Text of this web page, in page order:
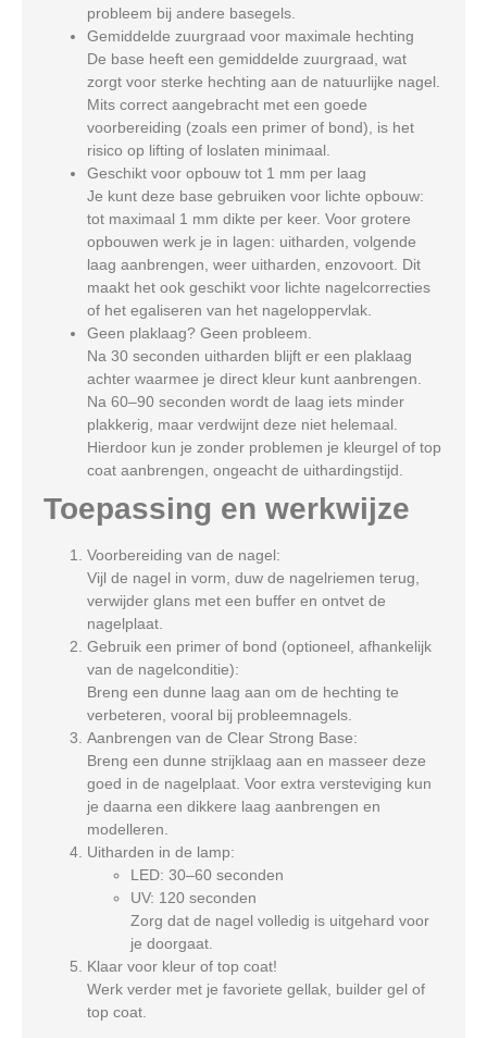
probleem bij andere basegels.
Gemiddelde zuurgraad voor maximale hechting
De base heeft een gemiddelde zuurgraad, wat
zorgt voor sterke hechting aan de natuurlijke nagel.
Mits correct aangebracht met een goede
voorbereiding (zoals een primer of bond), is het
risico op lifting of loslaten minimaal.
Geschikt voor opbouw tot 1 mm per laag
Je kunt deze base gebruiken voor lichte opbouw:
tot maximaal 1 mm dikte per keer. Voor grotere
opbouwen werk je in lagen: uitharden, volgende
laag aanbrengen, weer uitharden, enzovoort. Dit
maakt het ook geschikt voor lichte nagelcorrecties
of het egaliseren van het nageloppervlak.
Geen plaklaag? Geen probleem.
Na 30 seconden uitharden blijft er een plaklaag
achter waarmee je direct kleur kunt aanbrengen.
Na 60–90 seconden wordt de laag iets minder
plakkerig, maar verdwijnt deze niet helemaal.
Hierdoor kun je zonder problemen je kleurgel of top
coat aanbrengen, ongeacht de uithardingstijd.
Toepassing en werkwijze
Voorbereiding van de nagel:
Vijl de nagel in vorm, duw de nagelriemen terug,
verwijder glans met een buffer en ontvet de
nagelplaat.
Gebruik een primer of bond (optioneel, afhankelijk
van de nagelconditie):
Breng een dunne laag aan om de hechting te
verbeteren, vooral bij probleemnagels.
Aanbrengen van de Clear Strong Base:
Breng een dunne strijklaag aan en masseer deze
goed in de nagelplaat. Voor extra versteviging kun
je daarna een dikkere laag aanbrengen en
modelleren.
Uitharden in de lamp:
LED: 30–60 seconden
UV: 120 seconden
Zorg dat de nagel volledig is uitgehard voor
je doorgaat.
Klaar voor kleur of top coat!
Werk verder met je favoriete gellak, builder gel of
top coat.